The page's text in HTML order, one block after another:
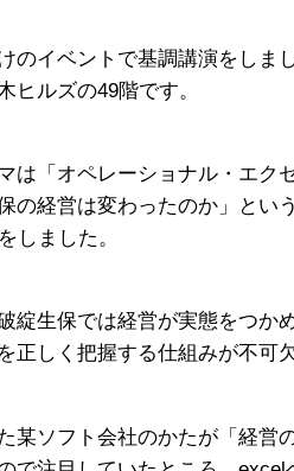
のイベントで基調講演をしまし
ヒルズの49階です。
は「オペレーショナル・エク
の経営は変わったのか」とい
しました。
綻生保では経営が実態をつか
正しく把握する仕組みが不可
某ソフト会社のかたが「経営